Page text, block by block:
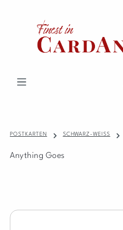
POSTKARTEN SCHWARZ-WEISS
Anything Goes